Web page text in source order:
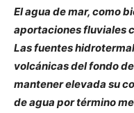
El agua de mar, como
aportaciones fluviales
Las fuentes
volcánicas del fondo
mantener elevada su
de agua por término